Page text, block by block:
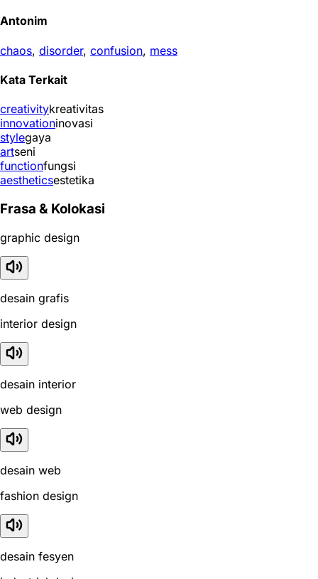
Antonim
chaos, disorder, confusion, mess
Kata Terkait
creativitykreativitas
innovationinovasi
stylegaya
artseni
functionfungsi
aestheticsestetika
Frasa & Kolokasi
graphic design
desain grafis
interior design
desain interior
web design
desain web
fashion design
desain fesyen